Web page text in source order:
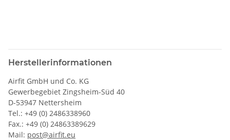
Herstellerinformationen
Airfit GmbH und Co. KG
Gewerbegebiet Zingsheim-Süd 40
D-53947 Nettersheim
Tel.: +49 (0) 2486338960
Fax.: +49 (0) 24863389629
Mail: post@airfit.eu